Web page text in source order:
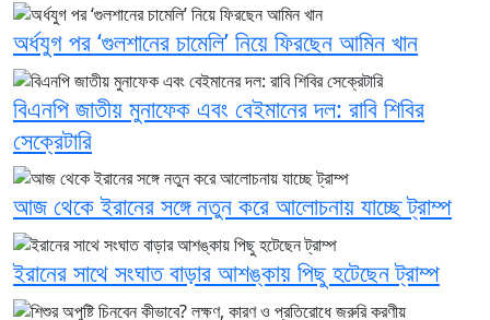
অর্ধযুগ পর ‘গুলশানের চামেলি’ নিয়ে ফিরছেন আমিন খান
বিএনপি জাতীয় মুনাফেক এবং বেইমানের দল: রাবি শিবির
সেক্রেটারি
আজ থেকে ইরানের সঙ্গে নতুন করে আলোচনায় যাচ্ছে ট্রাম্প
ইরানের সাথে সংঘাত বাড়ার আশঙ্কায় পিছু হটেছেন ট্রাম্প